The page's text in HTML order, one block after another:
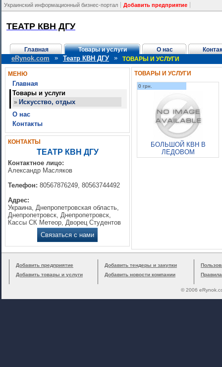
Украинский информационный бизнес-портал Добавить предприятие
ТЕАТР КВН ДГУ
Главная Товары и услуги О нас
eRynok.com » Театр КВН ДГУ » ТОВАРЫ И УСЛУГИ
МЕНЮ
Главная
Товары и услуги
» Искусство, отдых
О нас
Контакты
КОНТАКТЫ
ТЕАТР КВН ДГУ
Контактное лицо:
Александр Масляков
Телефон: 80567876249, 80563744492
Адрес:
Украина, Днепропетровская область,
Днепропетровск, Днепропетровск,
Кассы СК Метеор, Дворец Студентов
Связаться с нами
ТОВАРЫ И УСЛУГИ
0 грн.
БОЛЬШОЙ КВН В
ЛЕДОВОМ
Добавить предприятие
Добавить товары и услуги
Добавить тендеры и закупки
Добавить новости компании
© 2006